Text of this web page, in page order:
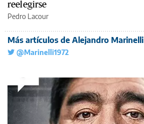
reelegirse
Pedro Lacour
Más artículos de Alejandro Marinelli
@Marinelli1972